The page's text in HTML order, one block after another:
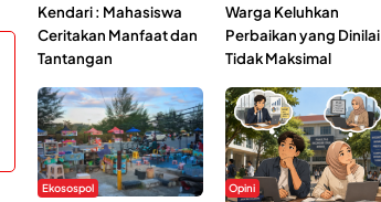
Kendari : Mahasiswa
Ceritakan Manfaat dan
Tantangan
Warga Keluhkan
Perbaikan yang Dinilai
Tidak Maksimal
Ekosospol Opini